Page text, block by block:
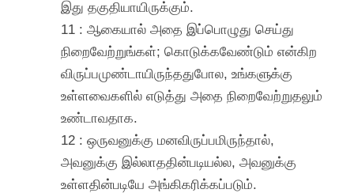
இது தகுதியாயிருக்கும்.
11 : ஆகையால் அதை இப்பொழுது செய்து
நிறைவேற்றுங்கள்; கொடுக்கவேண்டும் என்கிற
விருப்பமுண்டாயிருந்ததுபோல, உங்களுக்கு
உள்ளவைகளில் எடுத்து அதை நிறைவேற்றுதலும்
உண்டாவதாக.
12 : ஒருவனுக்கு மனவிருப்பமிருந்தால்,
அவனுக்கு இல்லாததின்படியல்ல, அவனுக்கு
உள்ளதின்படியே அங்கிகரிக்கப்படும்.